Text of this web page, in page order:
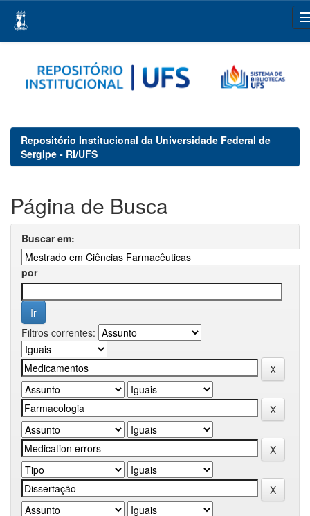
navigation
Repositório Institucional da Universidade Federal de
Sergipe - RI/UFS
Página de Busca
Buscar em:
por
Filtros correntes: